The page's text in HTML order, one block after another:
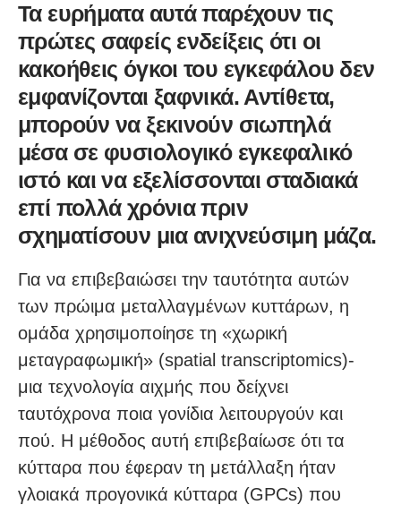
Τα ευρήματα αυτά παρέχουν τις
πρώτες σαφείς ενδείξεις ότι οι
κακοήθεις όγκοι του εγκεφάλου δεν
εμφανίζονται ξαφνικά. Αντίθετα,
μπορούν να ξεκινούν σιωπηλά
μέσα σε φυσιολογικό εγκεφαλικό
ιστό και να εξελίσσονται σταδιακά
επί πολλά χρόνια πριν
σχηματίσουν μια ανιχνεύσιμη μάζα.
Για να επιβεβαιώσει την ταυτότητα αυτών
των πρώιμα μεταλλαγμένων κυττάρων, η
ομάδα χρησιμοποίησε τη «χωρική
μεταγραφωμική» (spatial transcriptomics)-
μια τεχνολογία αιχμής που δείχνει
ταυτόχρονα ποια γονίδια λειτουργούν και
πού. Η μέθοδος αυτή επιβεβαίωσε ότι τα
κύτταρα που έφεραν τη μετάλλαξη ήταν
γλοιακά προγονικά κύτταρα (GPCs) που